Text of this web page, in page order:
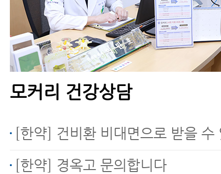
모커리 건강상담
[한약] 건비환 비대면으로 받을
[한약] 경옥고 문의합니다